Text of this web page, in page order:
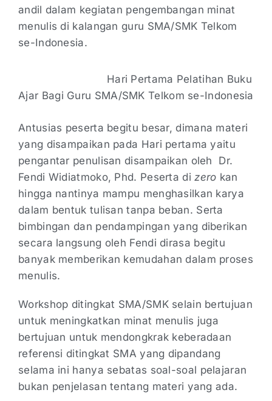
andil dalam kegiatan pengembangan minat
menulis di kalangan guru SMA/SMK Telkom
se-Indonesia.
Hari Pertama Pelatihan Buku
Ajar Bagi Guru SMA/SMK Telkom se-Indonesia
Antusias peserta begitu besar, dimana materi
yang disampaikan pada Hari pertama yaitu
pengantar penulisan disampaikan oleh Dr.
Fendi Widiatmoko, Phd. Peserta dizero kan
hingga nantinya mampu menghasilkan karya
dalam bentuk tulisan tanpa beban. Serta
bimbingan dan pendampingan yang diberikan
secara langsung oleh Fendi dirasa begitu
banyak memberikan kemudahan dalam proses
menulis.
Workshop ditingkat SMA/SMK selain bertujuan
untuk meningkatkan minat menulis juga
bertujuan untuk mendongkrak keberadaan
referensi ditingkat SMA yang dipandang
selama ini hanya sebatas soal-soal pelajaran
bukan penjelasan tentang materi yang ada.